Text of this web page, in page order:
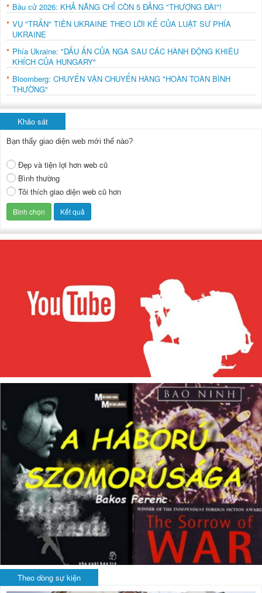
Bầu cử 2026: KHẢ NĂNG CHỈ CÒN 5 ĐẢNG "THƯỢNG ĐÀI"!
VỤ "TRẤN" TIỀN UKRAINE THEO LỜI KỂ CỦA LUẬT SƯ PHÍA
UKRAINE
Phía Ukraine: "DẤU ẤN CỦA NGA SAU CÁC HÀNH ĐỘNG KHIÊU
KHÍCH CỦA HUNGARY"
Bloomberg: CHUYẾN VẬN CHUYỂN HÀNG "HOÀN TOÀN BÌNH
THƯỜNG"
Khảo sát
Bạn thấy giao diện web mới thế nào?
Đẹp và tiện lợi hơn web cũ
Bình thường
Tôi thích giao diện web cũ hơn
Theo dòng sự kiện